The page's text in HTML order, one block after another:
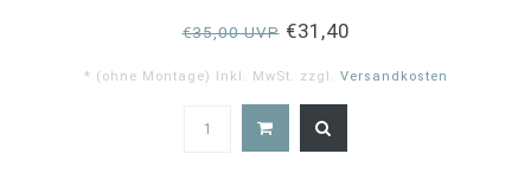
€35,00 UVP€31,40
* (ohne Montage) Inkl. MwSt. zzgl. Versandkosten